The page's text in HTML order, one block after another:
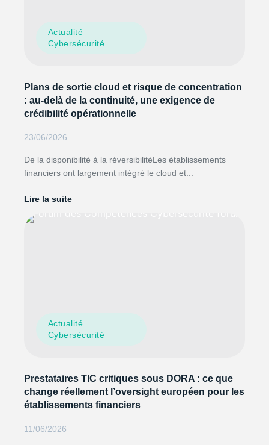
Actualité
Cybersécurité
Plans de sortie cloud et risque de concentration
: au-delà de la continuité, une exigence de
crédibilité opérationnelle
23/06/2026
De la disponibilité à la réversibilitéLes établissements
financiers ont largement intégré le cloud et...
Lire la suite
Actualité
Cybersécurité
Prestataires TIC critiques sous DORA : ce que
change réellement l’oversight européen pour les
établissements financiers
11/06/2026